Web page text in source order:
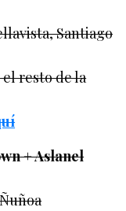
Santiago
el resto de la
+ Aslanel